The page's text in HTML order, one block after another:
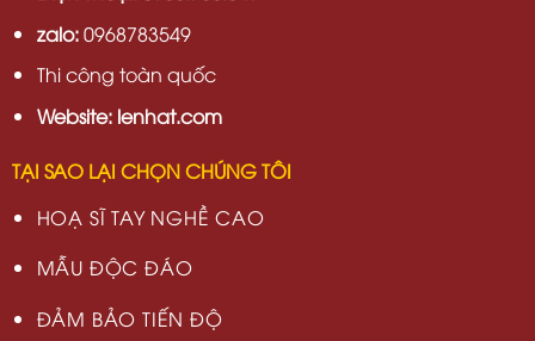
zalo:0968783549
Thi công toàn quốc
Website: lenhat.com
TẠI SAO LẠI CHỌN CHÚNG TÔI
HOẠ SĨ TAY NGHỀ CAO
MẪU ĐỘC ĐÁO
ĐẢM BẢO TIẾN ĐỘ